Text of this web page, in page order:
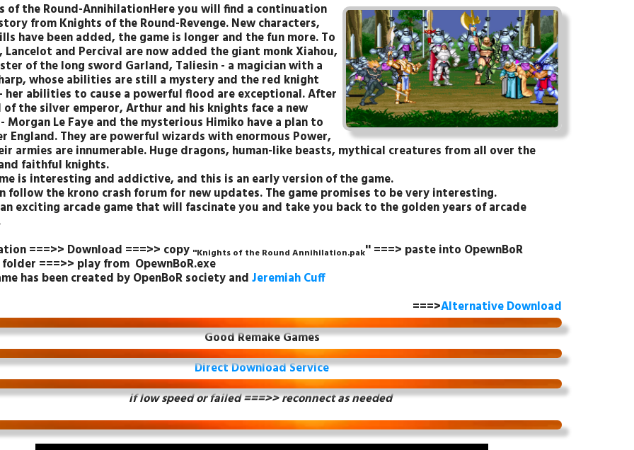
of the Round-AnnihilationHere you will find a continuation
from Knights of the Round-Revenge. New characters,
have been added, the game is longer and the fun more. To
and Percival are now added the giant monk Xiahou,
of the long sword Garland, Taliesin - a magician with a
whose abilities are still a mystery and the red knight
her abilities to cause a powerful flood are exceptional. After
the silver emperor, Arthur and his knights face a new
Morgan Le Faye and the mysterious Himiko have a plan to
England. They are powerful wizards with enormous Power,
armies are innumerable. Huge dragons, human-like beasts, mythical creatures from all over the
faithful knights.
is interesting and addictive, and this is an early version of the game.
follow the krono crash forum for new updates. The game promises to be very interesting.
exciting arcade game that will fascinate you and take you back to the golden years of arcade
===>> Download ===>> copy ''Knights of the Round Annihilation.pak'' ===> paste into OpewnBoR
===>> play from OpewnBoR.exe
has been created by OpenBoR society andJeremiah Cuff
===>Alternative Download
Good Remake Games
Direct Download Service
if low speed or failed ===>>reconnect as needed